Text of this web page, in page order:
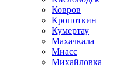
Ковров
Кропоткин
Кумертау
Махачкала
Миасс
Михайловка